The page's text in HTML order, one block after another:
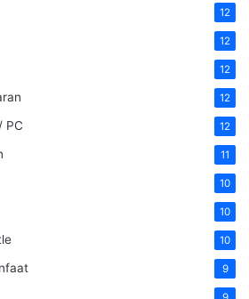
12
12
12
12
PC 12
11
10
10
10
9